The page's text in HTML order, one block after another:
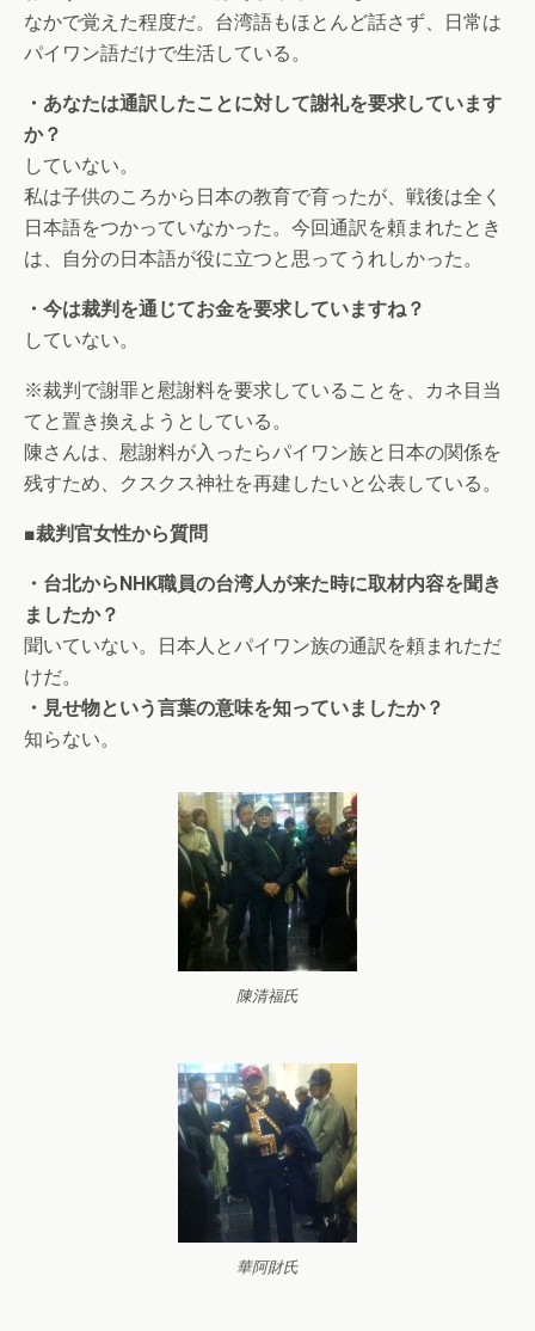
なかで覚えた程度だ。台湾語もほとんど話さず、日常は
パイワン語だけで生活している。
・あなたは通訳したことに対して謝礼を要求しています
か？
していない。
私は子供のころから日本の教育で育ったが、戦後は全く
日本語をつかっていなかった。今回通訳を頼まれたとき
は、自分の日本語が役に立つと思ってうれしかった。
・今は裁判を通じてお金を要求していますね？
していない。
※裁判で謝罪と慰謝料を要求していることを、カネ目当
てと置き換えようとしている。
陳さんは、慰謝料が入ったらパイワン族と日本の関係を
残すため、クスクス神社を再建したいと公表している。
■裁判官女性から質問
・台北からNHK職員の台湾人が来た時に取材内容を聞き
ましたか？
聞いていない。日本人とパイワン族の通訳を頼まれただ
けだ。
・見せ物という言葉の意味を知っていましたか？
知らない。
陳清福氏
華阿財氏